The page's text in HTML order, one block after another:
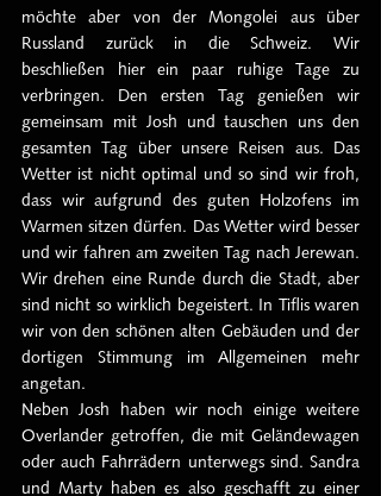
möchte aber von der Mongolei aus über
Russland zurück in die Schweiz. Wir
beschließen hier ein paar ruhige Tage zu
verbringen. Den ersten Tag genießen wir
gemeinsam mit Josh und tauschen uns den
gesamten Tag über unsere Reisen aus. Das
Wetter ist nicht optimal und so sind wir froh,
dass wir aufgrund des guten Holzofens im
Warmen sitzen dürfen. Das Wetter wird besser
und wir fahren am zweiten Tag nach Jerewan.
Wir drehen eine Runde durch die Stadt, aber
sind nicht so wirklich begeistert. In Tiflis waren
wir von den schönen alten Gebäuden und der
dortigen Stimmung im Allgemeinen mehr
angetan.
Neben Josh haben wir noch einige weitere
Overlander getroffen, die mit Geländewagen
oder auch Fahrrädern unterwegs sind. Sandra
und Marty haben es also geschafft zu einer